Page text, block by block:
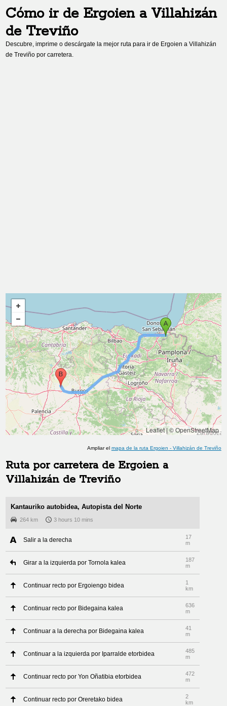
Cómo ir de Ergoiena Villahizán
de Treviño
Descubre, imprime o descárgate la mejor ruta para ir de Ergoien aVillahizán
de Treviño por carretera.
Leaflet|© OpenStreetMap
Ampliar el mapa de la ruta Ergoien - Villahizán de Treviño
Ruta por carretera de Ergoien a
Villahizán de Treviño
Kantauriko autobidea, Autopista del Norte
264 km 3 hours 10 mins
Salir a la derecha
17
m
Girar a la izquierda por Tornola kalea
187
m
Continuar recto por Ergoiengo bidea
1
km
Continuar recto por Bidegaina kalea
636
m
Continuar a la derecha por Bidegaina kalea
41
m
Continuar a la izquierda por Iparralde etorbidea
485
m
Continuar recto por Yon Oñatibia etorbidea
472
m
Continuar recto por Oreretako bidea
2
km